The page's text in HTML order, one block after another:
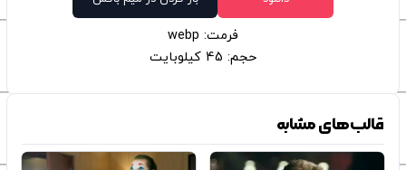
فرمت: webp
حجم: 45 کیلوبایت
قالب‌های مشابه